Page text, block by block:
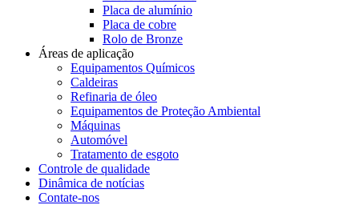
Placa de alumínio
Placa de cobre
Rolo de Bronze
Áreas de aplicação
Equipamentos Químicos
Caldeiras
Refinaria de óleo
Equipamentos de Proteção Ambiental
Máquinas
Automóvel
Tratamento de esgoto
Controle de qualidade
Dinâmica de notícias
Contate-nos